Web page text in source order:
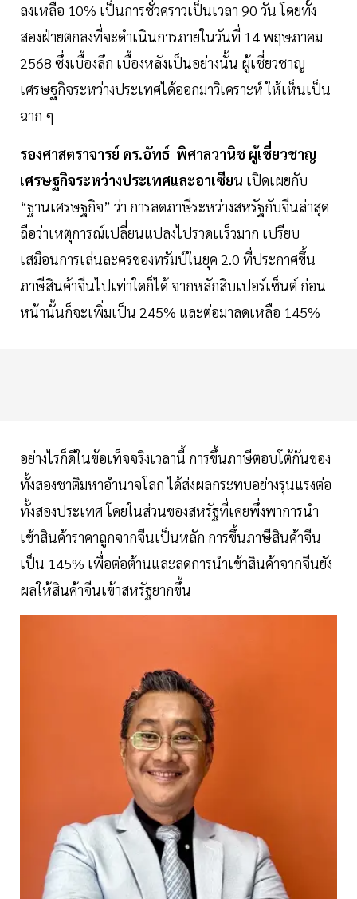
ลงเหลือ 10% เป็นการชั่วคราวเป็นเวลา 90 วัน โดยทั้ง
สองฝ่ายตกลงที่จะดำเนินการภายในวันที่ 14 พฤษภาคม
2568 ซึ่งเบื้องลึก เบื้องหลังเป็นอย่างนั้น ผู้เชี่ยวชาญ
เศรษฐกิจระหว่างประเทศได้ออกมาวิเคราะห์ ให้เห็นเป็น
ฉาก ๆ
รองศาสตราจารย์ ดร.อัทธ์ พิศาลวานิช ผู้เชี่ยวชาญ
เศรษฐกิจระหว่างประเทศและอาเซียน เปิดเผยกับ
“ฐานเศรษฐกิจ” ว่า การลดภาษีระหว่างสหรัฐกับจีนล่าสุด
ถือว่าเหตุการณ์เปลี่ยนแปลงไปรวดเเร็วมาก เปรียบ
เสมือนการเล่นละครของทรัมป์ในยุค 2.0 ที่ประกาศขึ้น
ภาษีสินค้าจีนไปเท่าใดก็ได้ จากหลักสิบเปอร์เซ็นต์ ก่อน
หน้านั้นก็จะเพิ่มเป็น 245% และต่อมาลดเหลือ 145%
อย่างไรก็ดีในข้อเท็จจริงเวลานี้ การขึ้นภาษีตอบโต้กันของ
ทั้งสองชาติมหาอำนาจโลก ได้ส่งผลกระทบอย่างรุนแรงต่อ
ทั้งสองประเทศ โดยในส่วนของสหรัฐที่เคยพึ่งพาการนำ
เข้าสินค้าราคาถูกจากจีนเป็นหลัก การขึ้นภาษีสินค้าจีน
เป็น 145% เพื่อต่อต้านและลดการนำเข้าสินค้าจากจีนยัง
ผลให้สินค้าจีนเข้าสหรัฐยากขึ้น